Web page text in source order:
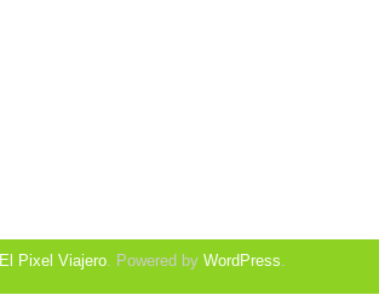
El Pixel Viajero. Powered by WordPress.